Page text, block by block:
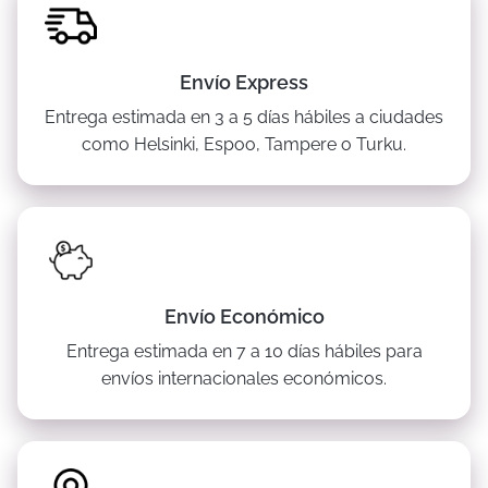
Envío Express
Entrega estimada en 3 a 5 días hábiles a ciudades
como Helsinki, Espoo, Tampere o Turku.
Envío Económico
Entrega estimada en 7 a 10 días hábiles para
envíos internacionales económicos.